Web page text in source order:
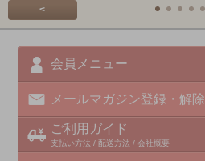
<
会員メニュー
メールマガジン登録・解除
ご利用ガイド
支払い方法 / 配送方法 / 会社概要